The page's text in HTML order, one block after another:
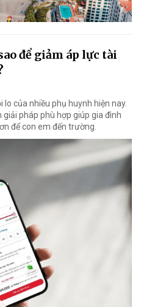
để giảm áp lực tài
của nhiều phụ huynh hiện nay.
giải pháp phù hợp giúp gia đình
để con em đến trường.